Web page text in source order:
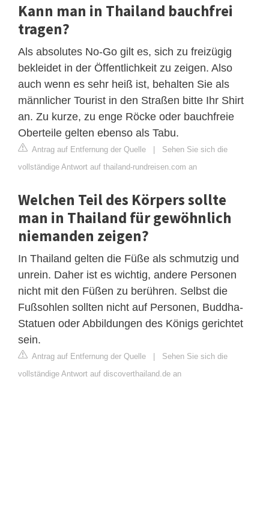
Kann man in Thailand bauchfrei
tragen?
Als absolutes No-Go gilt es, sich zu freizügig
bekleidet in der Öffentlichkeit zu zeigen. Also
auch wenn es sehr heiß ist, behalten Sie als
männlicher Tourist in den Straßen bitte Ihr Shirt
an. Zu kurze, zu enge Röcke oder bauchfreie
Oberteile gelten ebenso als Tabu.
Antrag auf Entfernung der Quelle | Sehen Sie sich die
vollständige Antwort auf thailand-rundreisen.com an
Welchen Teil des Körpers sollte
man in Thailand für gewöhnlich
niemanden zeigen?
In Thailand gelten die Füße als schmutzig und
unrein. Daher ist es wichtig, andere Personen
nicht mit den Füßen zu berühren. Selbst die
Fußsohlen sollten nicht auf Personen, Buddha-
Statuen oder Abbildungen des Königs gerichtet
sein.
Antrag auf Entfernung der Quelle | Sehen Sie sich die
vollständige Antwort auf discoverthailand.de an